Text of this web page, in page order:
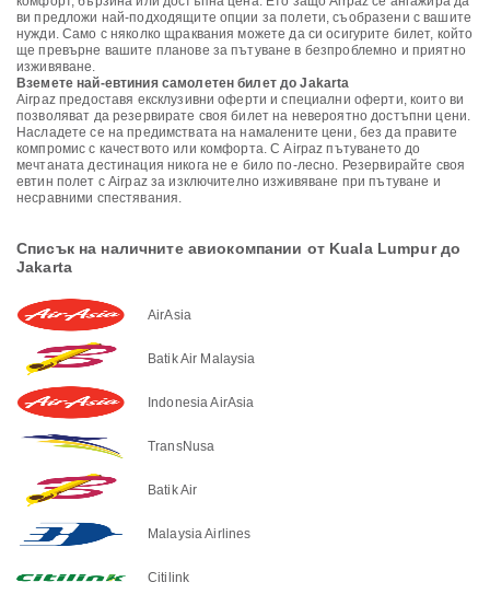
ви предложи най-подходящите опции за полети, съобразени с вашите
нужди. Само с няколко щраквания можете да си осигурите билет, който
ще превърне вашите планове за пътуване в безпроблемно и приятно
изживяване.
Вземете най-евтиния самолетен билет до Jakarta
Airpaz предоставя ексклузивни оферти и специални оферти, които ви
позволяват да резервирате своя билет на невероятно достъпни цени.
Насладете се на предимствата на намалените цени, без да правите
компромис с качеството или комфорта. С Airpaz пътуването до
мечтаната дестинация никога не е било по-лесно. Резервирайте своя
евтин полет с Airpaz за изключително изживяване при пътуване и
несравними спестявания.
Списък на наличните авиокомпании от Kuala Lumpur до
Jakarta
AirAsia
Batik Air Malaysia
Indonesia AirAsia
TransNusa
Batik Air
Malaysia Airlines
Citilink